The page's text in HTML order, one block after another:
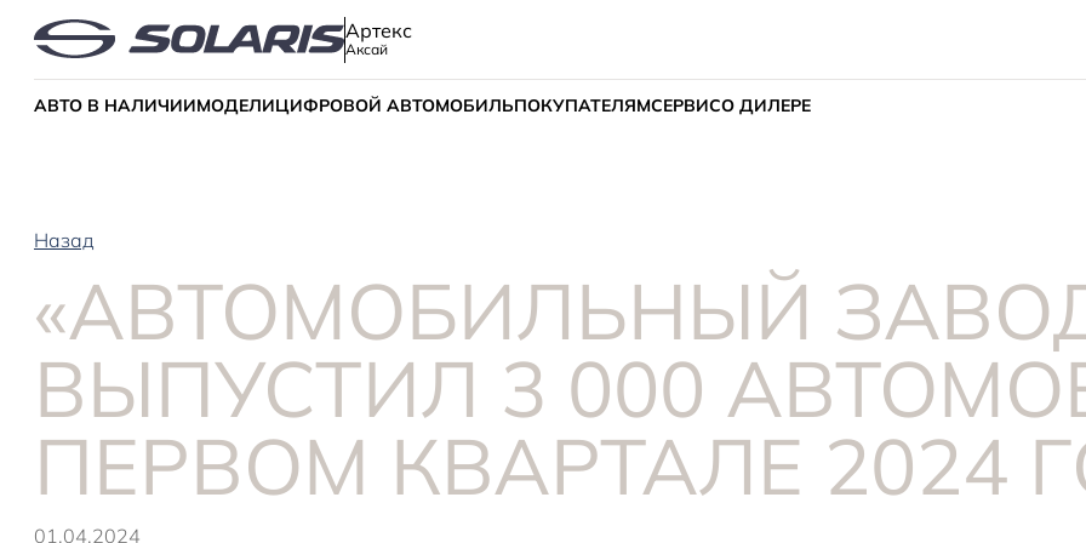
Артекс
Аксай
АВТО В НАЛИЧИИМОДЕЛИЦИФРОВОЙ АВТОМОБИЛЬПОКУПАТЕЛЯМСЕРВИСО ДИЛЕРЕ
Назад
«АВТОМОБИЛЬНЫЙ
ВЫПУСТИЛ 3 000
ПЕРВОМ КВАРТАЛЕ 2024
01.04.2024